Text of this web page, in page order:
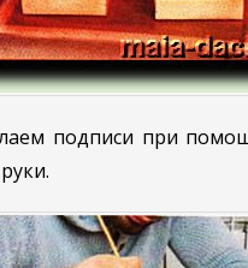
подписи при